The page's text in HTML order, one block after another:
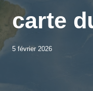
carte
5 février 2026